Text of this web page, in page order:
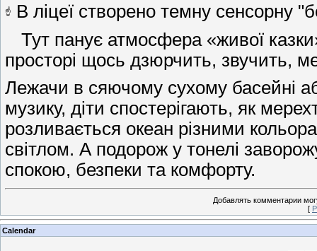
В ліцеї створено темну сенсорну
Тут панує атмосфера «живої
просторі щось дзюрчить, звучить,
Лежачи в сяючому сухому басейні
музику, діти спостерігають, як
розливається океан різними
світлом. А подорож у тонелі
спокою, безпеки та комфорту.
Добавлять комментарии
[
Calendar